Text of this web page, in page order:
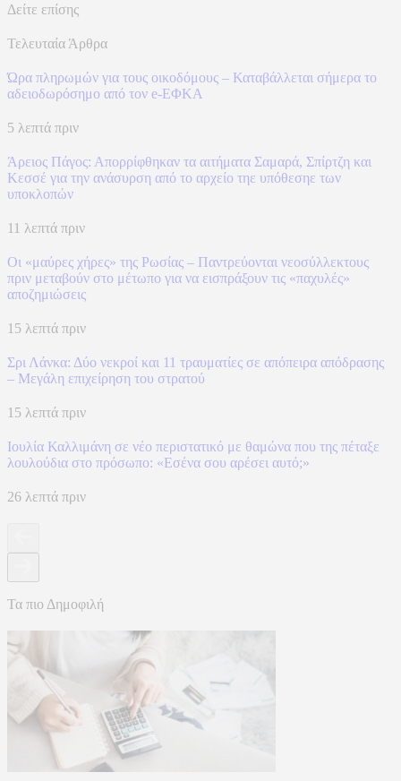
Δείτε επίσης
Τελευταία Άρθρα
Ώρα πληρωμών για τους οικοδόμους – Καταβάλλεται σήμερα το
αδειοδωρόσημο από τον e-ΕΦΚΑ
5 λεπτά πριν
Άρειος Πάγος: Απορρίφθηκαν τα αιτήματα Σαμαρά, Σπίρτζη και
Κεσσέ για την ανάσυρση από το αρχείο τηε υπόθεσηε των
υποκλοπών
11 λεπτά πριν
Οι «μαύρες χήρες» της Ρωσίας – Παντρεύονται νεοσύλλεκτους
πριν μεταβούν στο μέτωπο για να εισπράξουν τις «παχυλές»
αποζημιώσεις
15 λεπτά πριν
Σρι Λάνκα: Δύο νεκροί και 11 τραυματίες σε απόπειρα απόδρασης
– Μεγάλη επιχείρηση του στρατού
15 λεπτά πριν
Ιουλία Καλλιμάνη σε νέο περιστατικό με θαμώνα που της πέταξε
λουλούδια στο πρόσωπο: «Εσένα σου αρέσει αυτό;»
26 λεπτά πριν
Τα πιο Δημοφιλή